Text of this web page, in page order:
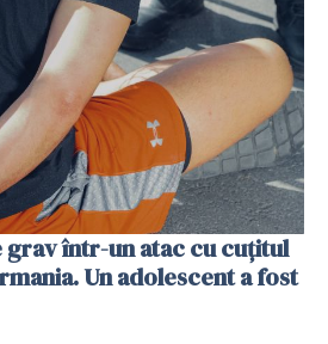
grav într-un atac cu cuțitul
Un adolescent a fost